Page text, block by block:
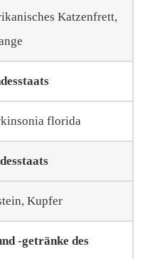
Katzenfrett,
florida
Kupfer
-getränke des